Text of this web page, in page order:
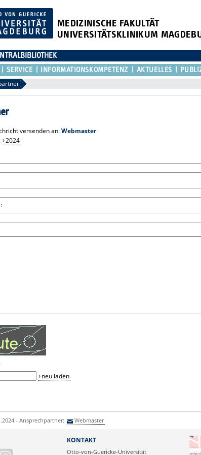
MEDIZINISCHE FAKULTÄT
UNIVERSITÄTSKLINIKUM
SERVICE INFORMATIONSKOMPETENZ AKTUELLES
versenden an:Webmaster
2024
neu laden
- Ansprechpartner: Webmaster
KONTAKT
Otto-von-Guericke-Universität